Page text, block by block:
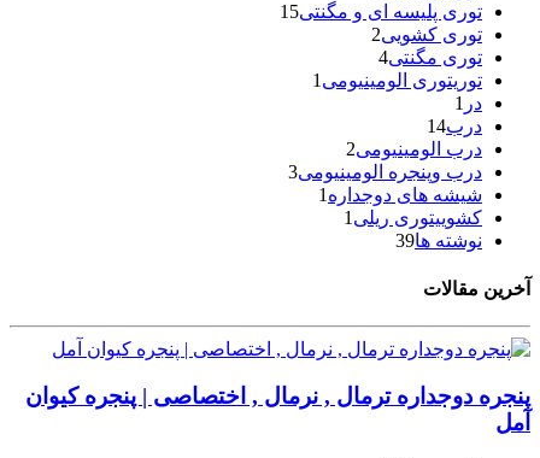
توری پلیسه ای و مگنتی15
توری کشویی2
توری مگنتی4
توریتوری الومینیومی 1
در 1
درب14
درب الومینیومی2
درب وپنجره الومینیومی3
شیشه های دوجداره 1
کشوییتوری ریلی 1
نوشته ها39
آخرین مقالات
پنجره دوجداره ترمال , نرمال , اختصاصی | پنجره کیوان
آمل